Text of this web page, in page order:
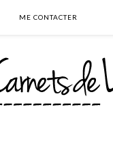
ME CONTACTER